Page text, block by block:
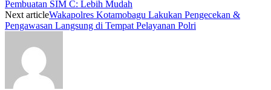
Pembuatan SIM C: Lebih Mudah
Next articleWakapolres Kotamobagu Lakukan Pengecekan &
Pengawasan Langsung di Tempat Pelayanan Polri